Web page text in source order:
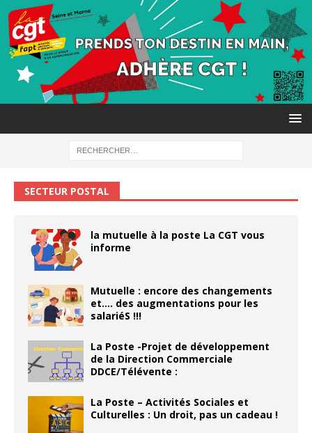
SECTEUR POSTAL
la mutuelle à la poste La CGT vous
informe
Mutuelle : encore des changements
et…. des augmentations pour les
salariéS !!!
La Poste -Projet de développement
de la Direction Commerciale
DDCE/Télévente :
La Poste – Activités Sociales et
Culturelles : Un droit, pas un cadeau !